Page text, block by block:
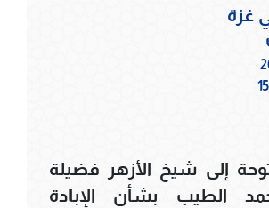
غزة
إلى شيخ الأزهر فضيلة
الطيب بشأن الإبادة